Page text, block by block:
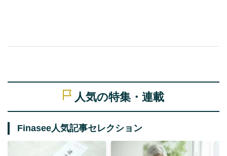
人気の特集・連載
Finasee人気記事セレクション